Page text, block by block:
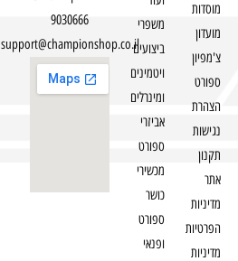
מוסדות
מועדון
צ'מפיון
ספורט
הצהרת
נגישות
תקנון
אתר
מדיניות
הפרטיות
מדיניות
משפרי
ביצועים
ויטמינים
ומינרלים
אביזרי
ספורט
מכשירי
כושר
ספורט
ופנאי
9030666
support@championshop.co.il